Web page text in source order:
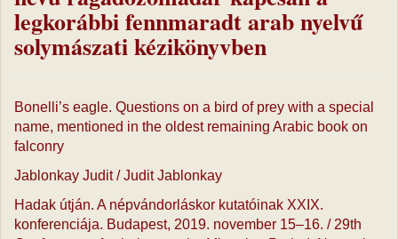
legkorábbi fennmaradt arab nyelvű
solymászati kézikönyvben
Bonelli’s eagle. Questions on a bird of prey with a special
name, mentioned in the oldest remaining Arabic book on
falconry
Jablonkay Judit / Judit Jablonkay
Hadak útján. A népvándorláskor kutatóinak XXIX.
konferenciája. Budapest, 2019. november 15–16. / 29th